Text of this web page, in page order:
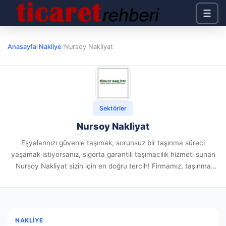
☰
Anasayfa/Nakliye/Nursoy Nakliyat
Sektörler
Nursoy Nakliyat
Eşyalarınızı güvenle taşımak, sorunsuz bir taşınma süreci
yaşamak istiyorsanız, sigorta garantili taşımacılık hizmeti sunan
Nursoy Nakliyat sizin için en doğru tercih! Firmamız, taşınma
NAKLIYE